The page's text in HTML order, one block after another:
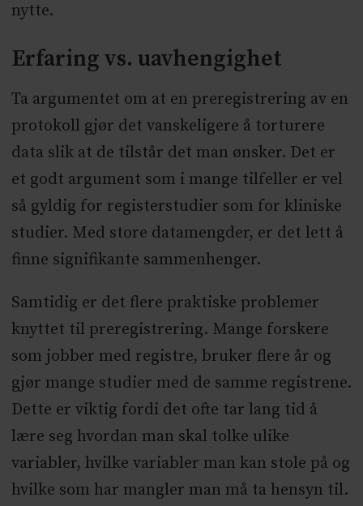
nytte.
Erfaring vs. uavhengighet
Ta argumentet om at en preregistrering av en
protokoll gjør det vanskeligere å torturere
data slik at de tilstår det man ønsker. Det er
et godt argument som i mange tilfeller er vel
så gyldig for registerstudier som for kliniske
studier. Med store datamengder, er det lett å
finne signifikante sammenhenger.
Samtidig er det flere praktiske problemer
knyttet til preregistrering. Mange forskere
som jobber med registre, bruker flere år og
gjør mange studier med de samme registrene.
Dette er viktig fordi det ofte tar lang tid å
lære seg hvordan man skal tolke ulike
variabler, hvilke variabler man kan stole på og
hvilke som har mangler man må ta hensyn til.